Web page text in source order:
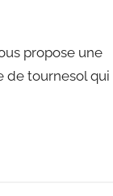
propose une
de tournesol qui